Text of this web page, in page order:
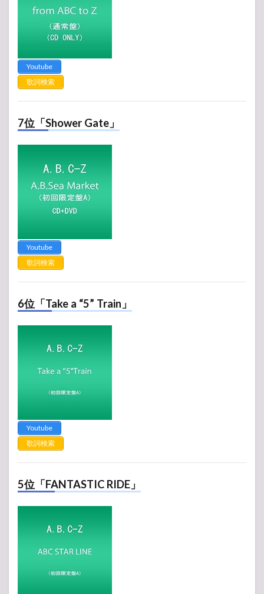
Youtube
歌詞検索
7位「Shower Gate」
Youtube
歌詞検索
6位「Take a “5” Train」
Youtube
歌詞検索
5位「FANTASTIC RIDE」